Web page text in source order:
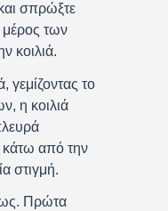
σπρώξτε
των
κοιλιά.
γεμίζοντας το
η κοιλιά
κάτω από την
στιγμή.
Πρώτα